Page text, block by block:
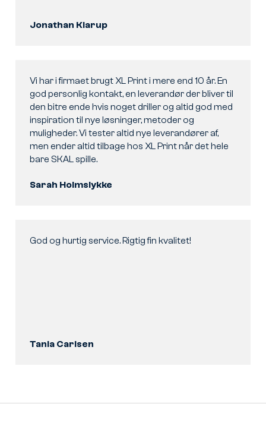
Jonathan Klarup
Vi har i firmaet brugt XL Print i mere end 10 år. En
god personlig kontakt, en leverandør der bliver til
den bitre ende hvis noget driller og altid god med
inspiration til nye løsninger, metoder og
muligheder. Vi tester altid nye leverandører af,
men ender altid tilbage hos XL Print når det hele
bare SKAL spille.
Sarah Holmslykke
God og hurtig service. Rigtig fin kvalitet!
Tania Carlsen